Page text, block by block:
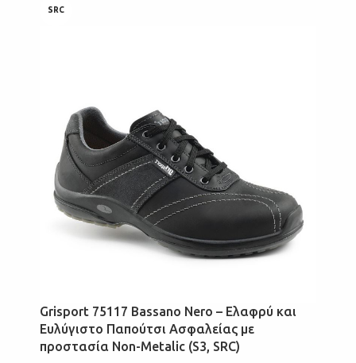
SRC
Grisport 75117 Bassano Nero – Ελαφρύ και
Ευλύγιστο Παπούτσι Ασφαλείας με
προστασία Non-Metalic (S3, SRC)